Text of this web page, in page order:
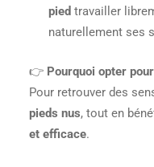
pied travailler
naturellement ses
👉 Pourquoi opter
Pour retrouver des
pieds nus, tout en
et efficace.